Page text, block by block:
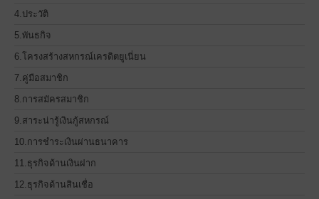
4.ประวัติ
5.พันธกิจ
6.โครงสร้างสหกรณ์เครดิตยูเนี่ยน
7.คู่มือสมาชิก
8.การสมัครสมาชิก
9.สาระน่ารู้เงินกู้สหกรณ์
10.การชำระเงินผ่านธนาคาร
11.ธุรกิจด้านเงินฝาก
12.ธุรกิจด้านสินเชื่อ